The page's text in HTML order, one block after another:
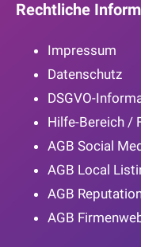
Rechtliche
Impressum
Datenschutz
DSGVO-
Hilfe-Bereich /
AGB Social
AGB Local
AGB
AGB